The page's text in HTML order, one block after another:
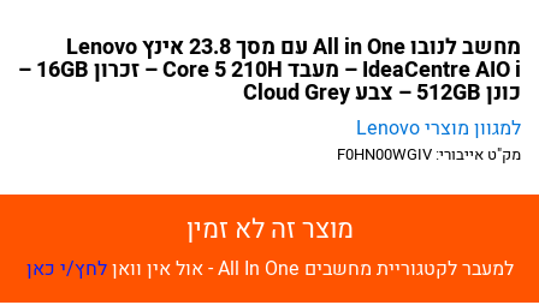
מחשב לנובו All in One עם מסך 23.8 אינץ Lenovo
IdeaCentre AIO i – מעבד Core 5 210H – זכרון 16GB –
כונן 512GB – צבע Cloud Grey
למגוון מוצרי Lenovo
מק"ט אייבורי: F0HN00WGIV
מוצר זה לא זמין
למעבר לקטגוריית מחשבים All In One - אול אין וואן לחץ/י כאן